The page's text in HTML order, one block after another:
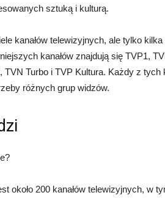
sztuką i kulturą.
kanałów telewizyjnych, ale tylko
kanałów znajdują się TVP1,
Turbo i TVP Kultura. Każdy z tych
różnych grup widzów.
około 200 kanałów telewizyjnych, w